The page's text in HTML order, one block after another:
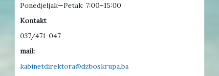
Ponedjeljak—Petak: 7:00–15:00
Kontakt
037/471-047
mail:
kabinetdirektora@dzboskrupa.ba